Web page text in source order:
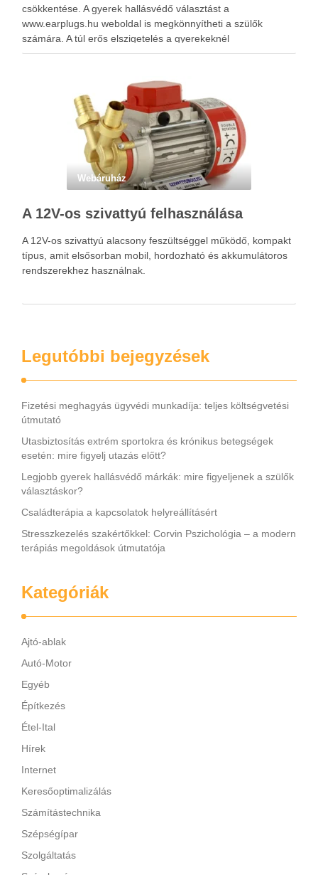
csökkentése. A gyerek hallásvédő választást a
www.earplugs.hu weboldal is megkönnyítheti a szülők
számára. A túl erős elszigetelés a gyerekeknél
kényelmetlenséget, félelmet vagy dezorientáltságot is
Webáruház
A 12V-os szivattyú felhasználása
A 12V-os szivattyú alacsony feszültséggel működő, kompakt
típus, amit elsősorban mobil, hordozható és akkumulátoros
rendszerekhez használnak.
Legutóbbi bejegyzések
Fizetési meghagyás ügyvédi munkadíja: teljes költségvetési
útmutató
Utasbiztosítás extrém sportokra és krónikus betegségek
esetén: mire figyelj utazás előtt?
Legjobb gyerek hallásvédő márkák: mire figyeljenek a szülők
választáskor?
Családterápia a kapcsolatok helyreállításért
Stresszkezelés szakértőkkel: Corvin Pszichológia – a modern
terápiás megoldások útmutatója
Kategóriák
Ajtó-ablak
Autó-Motor
Egyéb
Építkezés
Étel-Ital
Hírek
Internet
Keresőoptimalizálás
Számítástechnika
Szépségípar
Szolgáltatás